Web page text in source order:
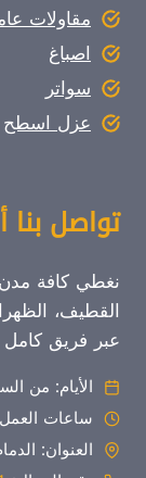
مقاولات
اصباغ
سواتر
عزل اسطح
تواصل
نغطي كافة مدن
القطيف،
عبر فريق
الأيام: من
ساعات العمل: 07 صباحا - 11
العنوان: